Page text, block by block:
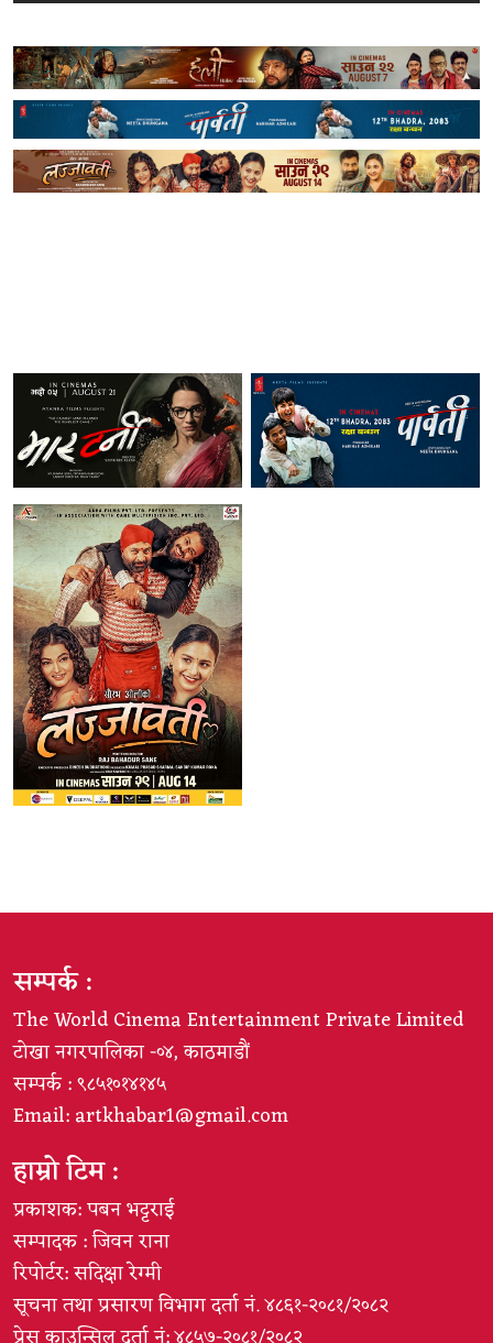
सम्पर्क :
The World Cinema Entertainment Private Limited
टोखा नगरपालिका -०४, काठमाडौं
सम्पर्क : ९८५१०१४१४५
Email:artkhabar1@gmail.com
हाम्रो टिम :
प्रकाशक: पबन भट्टराई
सम्पादक : जिवन राना
रिपोर्टर: सदिक्षा रेग्मी
सूचना तथा प्रसारण विभाग दर्ता नं. ४८६१-२०८१/२०८२